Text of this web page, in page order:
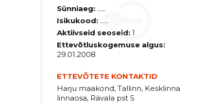
Sünniaeg: ......
Isikukood: ......
Aktiivseid seoseid: 1
Ettevõtluskogemuse algus:
29.01.2008
ETTEVÕTETE KONTAKTID
Harju maakond, Tallinn, Kesklinna
linnaosa, Rävala pst 5